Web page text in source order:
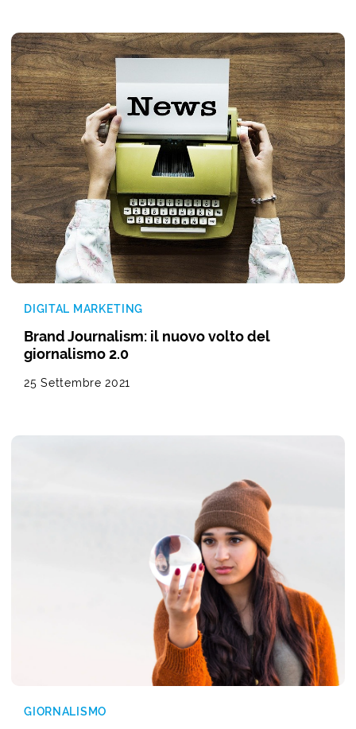
DIGITAL MARKETING
Brand Journalism: il nuovo volto del
giornalismo 2.0
25 Settembre 2021
GIORNALISMO